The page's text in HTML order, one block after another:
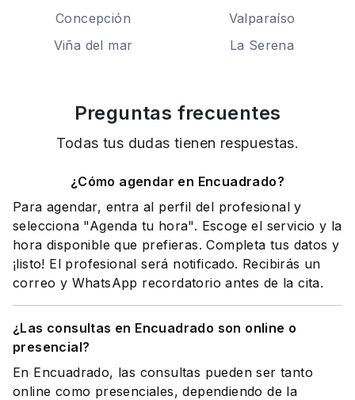
Concepción
Valparaíso
Viña del mar
La Serena
Preguntas frecuentes
Todas tus dudas tienen respuestas.
¿Cómo agendar en Encuadrado?
Para agendar, entra al perfil del profesional y
selecciona "Agenda tu hora". Escoge el servicio y la
hora disponible que prefieras. Completa tus datos y
¡listo! El profesional será notificado. Recibirás un
correo y WhatsApp recordatorio antes de la cita.
¿Las consultas en Encuadrado son online o
presencial?
En Encuadrado, las consultas pueden ser tanto
online como presenciales, dependiendo de la